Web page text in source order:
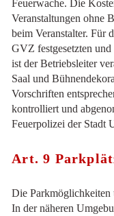
Feuerwache. Die
Veranstaltungen ohne
beim Veranstalter. Für
GVZ festgesetzten
ist der Betriebsleiter
Saal und
Vorschriften
kontrolliert und
Feuerpolizei der Stadt
Art. 9
Die Parkmöglichkeiten
In der näheren